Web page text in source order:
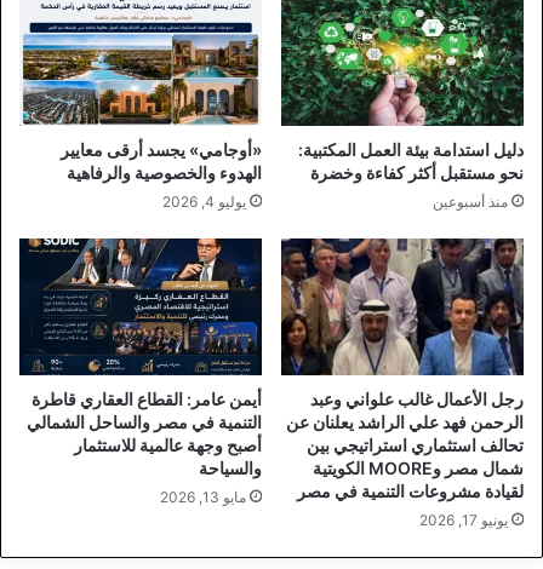
دليل استدامة بيئة العمل المكتبية:
نحو مستقبل أكثر كفاءة وخضرة
منذ أسبوعين
«أوجامي» يجسد أرقى معايير
الهدوء والخصوصية والرفاهية
يوليو 4, 2026
رجل الأعمال غالب علواني وعبد
الرحمن فهد علي الراشد يعلنان عن
تحالف استثماري استراتيجي بين
شمال مصر وMOORE الكويتية
لقيادة مشروعات التنمية في مصر
يونيو 17, 2026
أيمن عامر: القطاع العقاري قاطرة
التنمية في مصر والساحل الشمالي
أصبح وجهة عالمية للاستثمار
والسياحة
مايو 13, 2026